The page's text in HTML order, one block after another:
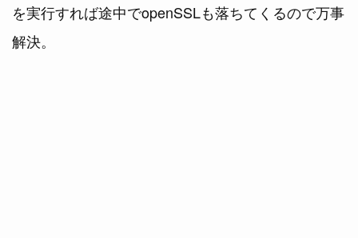
を実行すれば途中でopenSSLも落ちてくるので万事
解決。